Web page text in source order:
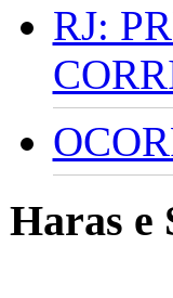
RJ:
Haras e